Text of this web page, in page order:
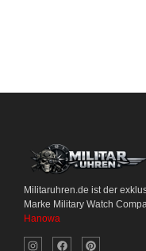
Militaruhren.de ist der
Marke Military Watch
Hanowa